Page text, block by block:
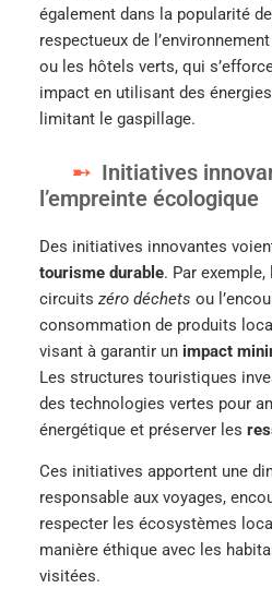
également dans la popularité
respectueux de
ou les hôtels verts, qui
impact en utilisant des
limitant le gaspillage.
Initiatives
l’empreinte écologique
Des initiatives innovantes
tourisme durable. Par
circuits zéro déchets ou
consommation de produits
visant à garantir un impact
Les structures touristiques
des technologies vertes pour
énergétique et préserver les
Ces initiatives apportent une
responsable aux voyages,
respecter les écosystèmes
manière éthique avec les
visitées.